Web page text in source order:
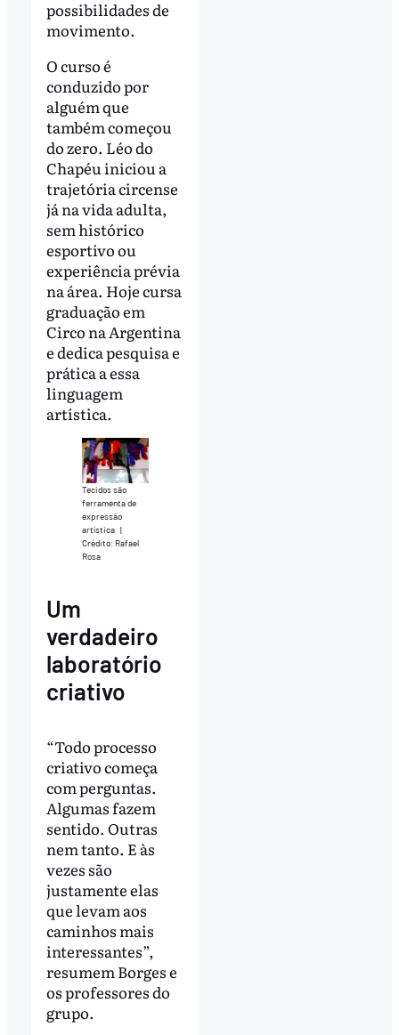
possibilidades de
movimento.
O curso é
conduzido por
alguém que
também começou
do zero. Léo do
Chapéu iniciou a
trajetória circense
já na vida adulta,
sem histórico
esportivo ou
experiência prévia
na área. Hoje cursa
graduação em
Circo na Argentina
e dedica pesquisa e
prática a essa
linguagem
artística.
Tecidos são
ferramenta de
expressão
artística |
Crédito: Rafael
Rosa
Um
verdadeiro
laboratório
criativo
“Todo processo
criativo começa
com perguntas.
Algumas fazem
sentido. Outras
nem tanto. E às
vezes são
justamente elas
que levam aos
caminhos mais
interessantes”,
resumem Borges e
os professores do
grupo.